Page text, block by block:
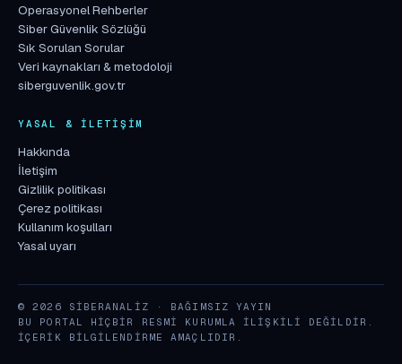
Operasyonel Rehberler
Siber Güvenlik Sözlüğü
Sık Sorulan Sorular
Veri kaynakları & metodoloji
siberguvenlik.gov.tr
YASAL & İLETIŞIM
Hakkında
İletişim
Gizlilik politikası
Çerez politikası
Kullanım koşulları
Yasal uyarı
© 2026 SIBERANALIZ · BAĞIMSIZ YAYIN
BU PORTAL HIÇBIR RESMI KURUMLA ILIŞKILI DEĞILDIR.
İÇERIK BILGILENDIRME AMAÇLIDIR.